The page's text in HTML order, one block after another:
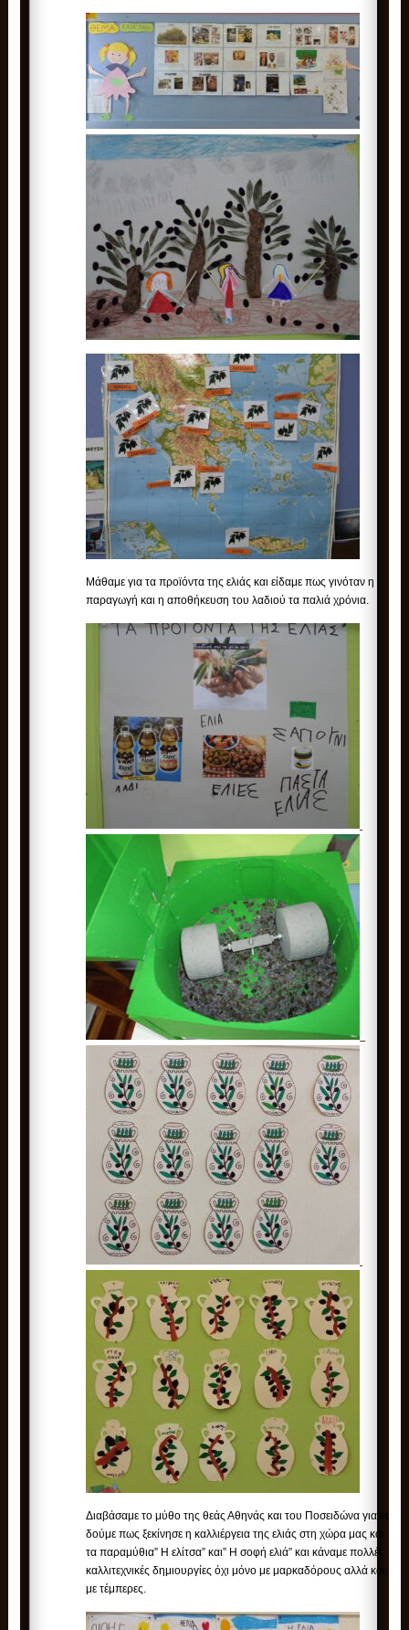
Μάθαμε για τα προϊόντα της ελιάς και είδαμε πως γινόταν η
παραγωγή και η αποθήκευση του λαδιού τα παλιά χρόνια.
Διαβάσαμε το μύθο της θεάς Αθηνάς και του Ποσειδώνα για να
δούμε πως ξεκίνησε η καλλιέργεια της ελιάς στη χώρα μας και
τα παραμύθια” Η ελίτσα” και” Η σοφή ελιά” και κάναμε πολλές
καλλιτεχνικές δημιουργίες όχι μόνο με μαρκαδόρους αλλά και
με τέμπερες.